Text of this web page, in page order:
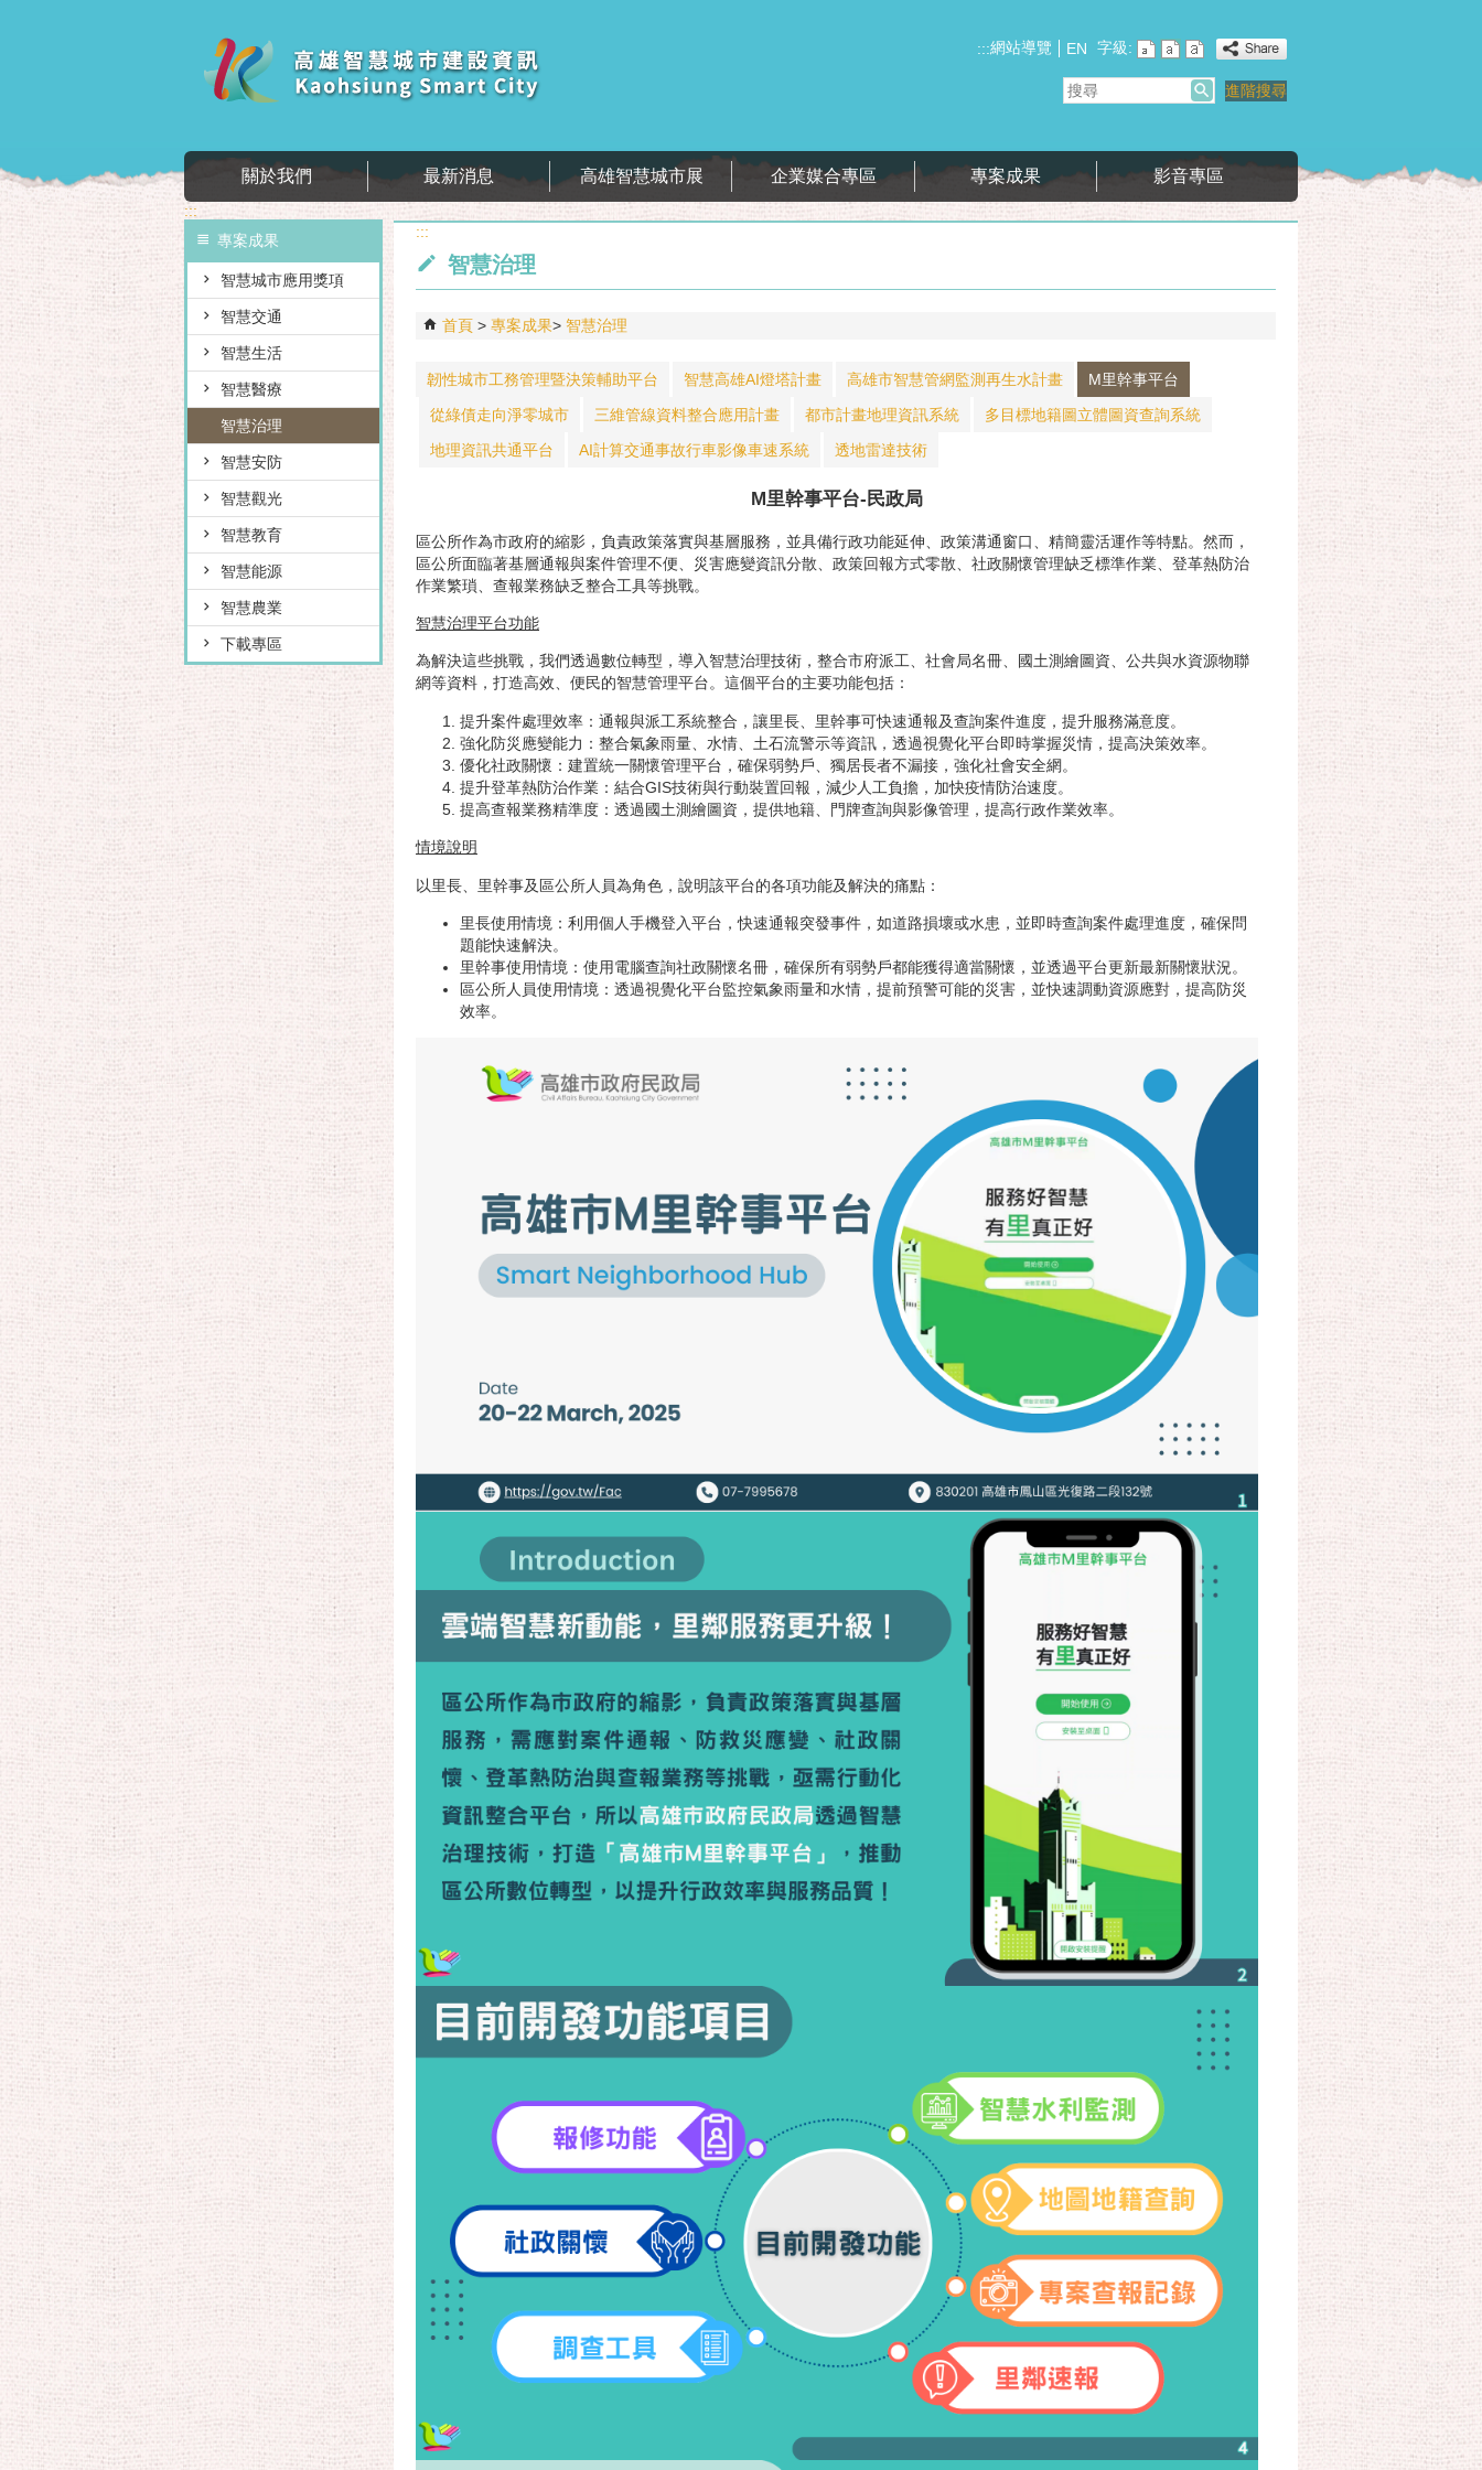
:::網站導覽 EN 字級:
搜
進階搜尋
關於我們 最新消息 高雄智慧城市展 企業媒合專區 專案成果 影音專區
:::
專案成果
智慧城市應用獎項
智慧交通
智慧生活
智慧醫療
智慧治理
智慧安防
智慧觀光
智慧教育
智慧能源
智慧農業
下載專區
:::
智慧治理
首頁 專案成果 智慧治理
韌性城市工務管理暨決策輔助平台 智慧高雄AI燈塔計畫 高雄市智慧管網監測再生水計畫
M里幹事平台
從綠債走向淨零城市
三維管線資料整合應用計畫 都市計畫地理資訊系統
多目標地籍圖立體圖資查詢系統
地理資訊共通平台
AI計算交通事故行車影像車速系統 透地雷達技術
M里幹事平台-民政局
區公所作為市政府的縮影，負責政策落實與基層服務，並具備行政功能延伸、政策溝通窗口、精簡靈活運作等特點。然而，
區公所面臨著基層通報與案件管理不便、災害應變資訊分散、政策回報方式零散、社政關懷管理缺乏標準作業、登革熱防治
作業繁瑣、查報業務缺乏整合工具等挑戰。
智慧治理平台功能
為解決這些挑戰，我們透過數位轉型，導入智慧治理技術，整合市府派工、社會局名冊、國土測繪圖資、公共與水資源物聯
網等資料，打造高效、便民的智慧管理平台。這個平台的主要功能包括：
提升案件處理效率：通報與派工系統整合，讓里長、里幹事可快速通報及查詢案件進度，提升服務滿意度。
強化防災應變能力：整合氣象雨量、水情、土石流警示等資訊，透過視覺化平台即時掌握災情，提高決策效率。
優化社政關懷：建置統一關懷管理平台，確保弱勢戶、獨居長者不漏接，強化社會安全網。
提升登革熱防治作業：結合GIS技術與行動裝置回報，減少人工負擔，加快疫情防治速度。
提高查報業務精準度：透過國土測繪圖資，提供地籍、門牌查詢與影像管理，提高行政作業效率。
情境說明
以里長、里幹事及區公所人員為角色，說明該平台的各項功能及解決的痛點：
里長使用情境：利用個人手機登入平台，快速通報突發事件，如道路損壞或水患，並即時查詢案件處理進度，確保問
題能快速解決。
里幹事使用情境：使用電腦查詢社政關懷名冊，確保所有弱勢戶都能獲得適當關懷，並透過平台更新最新關懷狀況。
區公所人員使用情境：透過視覺化平台監控氣象雨量和水情，提前預警可能的災害，並快速調動資源應對，提高防災
效率。